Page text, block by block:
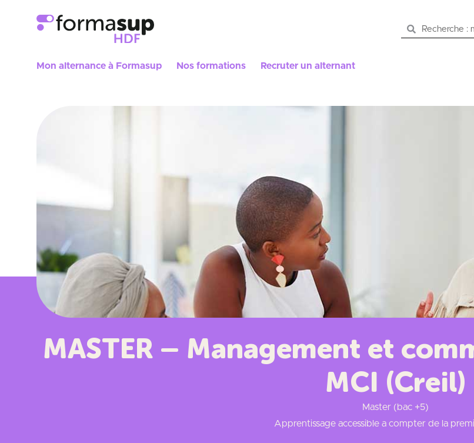
Mon alternance à Formasup Nos formations Recruter un alternant
MASTER – Management et
MCI (Creil)
Master (bac +5)
Apprentissage accessible a compter de la